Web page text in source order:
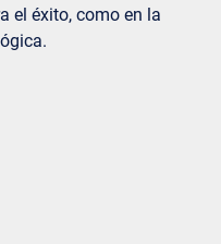
el éxito, como en la
los
perspectivas